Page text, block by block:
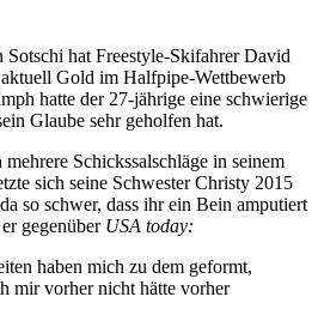
hat Freestyle-Skifahrer David
Gold im Halfpipe-Wettbewerb
hatte der 27-jährige eine schwierige
Glaube sehr geholfen hat.
Schickssalschläge in seinem
sich seine Schwester Christy 2015
so schwer, dass ihr ein Bein amputiert
gegenüber USA today:
haben mich zu dem geformt,
mir vorher nicht hätte vorher